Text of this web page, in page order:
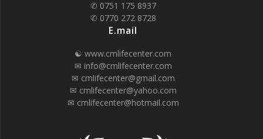
✆ 0751 175 8937
✆ 0770 272 8728
E.mail
☯ www.cmlifecenter.com
✉ info@cmlifecenter.com
✉ cmlifecenter@gmail.com
✉ cmlifecenter@yahoo.com
✉ cmlifecenter@hotmail.com